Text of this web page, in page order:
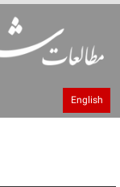
English